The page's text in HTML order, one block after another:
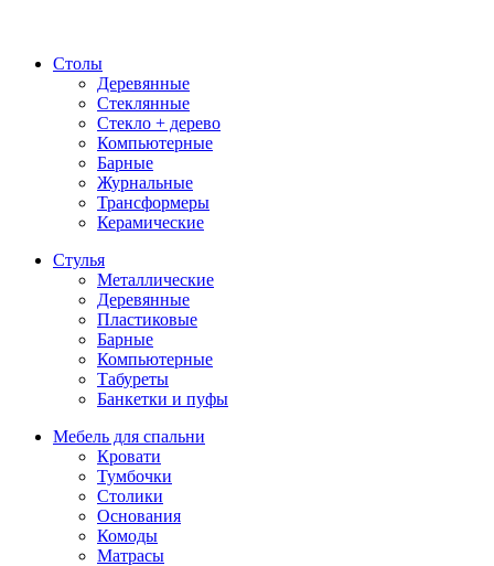
Столы
Деревянные
Стеклянные
Стекло + дерево
Компьютерные
Барные
Журнальные
Трансформеры
Керамические
Стулья
Металлические
Деревянные
Пластиковые
Барные
Компьютерные
Табуреты
Банкетки и пуфы
Мебель для спальни
Кровати
Тумбочки
Столики
Основания
Комоды
Матрасы